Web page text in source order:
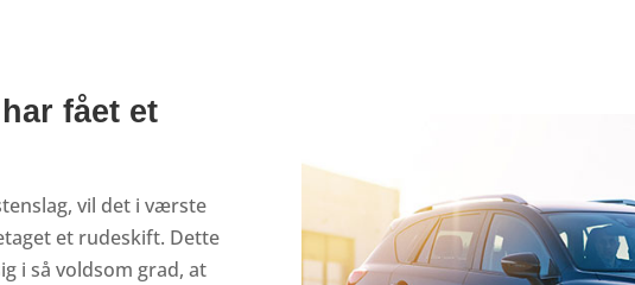
fået et
vil det i værste
et rudeskift. Dette
i så voldsom grad, at